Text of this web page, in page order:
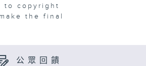
to copyright
the final
公眾回饋